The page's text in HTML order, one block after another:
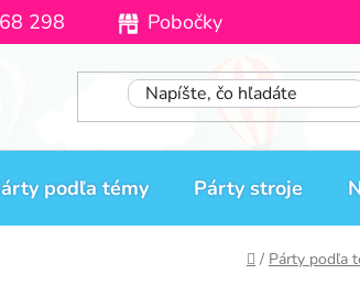
298 Pobočky
podľa témy Párty stroje
Domov
/ Párty podľa